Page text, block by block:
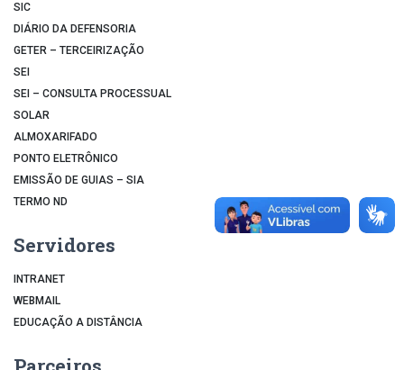
SIC
DIÁRIO DA DEFENSORIA
GETER – TERCEIRIZAÇÃO
SEI
SEI – CONSULTA PROCESSUAL
SOLAR
ALMOXARIFADO
PONTO ELETRÔNICO
EMISSÃO DE GUIAS – SIA
TERMO ND
Servidores
INTRANET
WEBMAIL
EDUCAÇÃO A DISTÂNCIA